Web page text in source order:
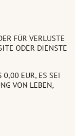
FÜR VERLUSTE
ODER DIENSTE
0,00 EUR, ES SEI
VON LEBEN,